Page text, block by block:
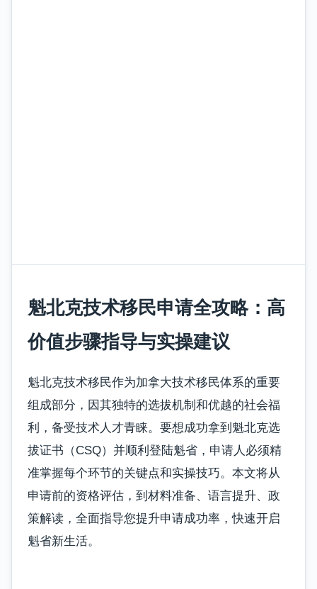
魁北克技术移民申请全攻略：高
价值步骤指导与实操建议
魁北克技术移民作为加拿大技术移民体系的重要
组成部分，因其独特的选拔机制和优越的社会福
利，备受技术人才青睐。要想成功拿到魁北克选
拔证书（CSQ）并顺利登陆魁省，申请人必须精
准掌握每个环节的关键点和实操技巧。本文将从
申请前的资格评估，到材料准备、语言提升、政
策解读，全面指导您提升申请成功率，快速开启
魁省新生活。